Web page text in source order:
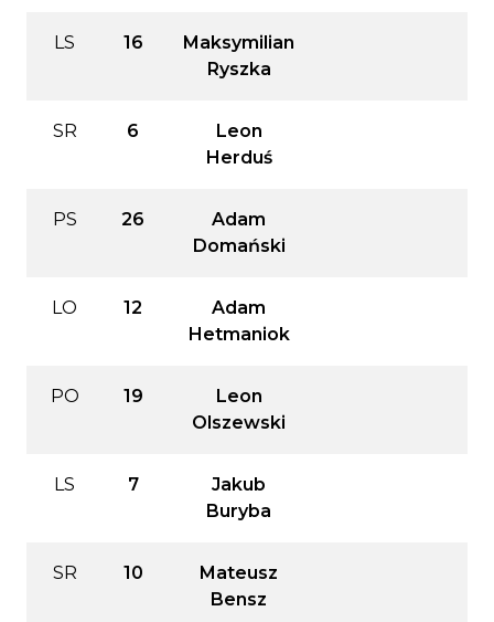
LS 16
Maksymilian
Ryszka
SR 6
Leon
Herduś
PS 26
Adam
Domański
LO 12
Adam
Hetmaniok
PO 19
Leon
Olszewski
LS 7
Jakub
Buryba
SR 10
Mateusz
Bensz